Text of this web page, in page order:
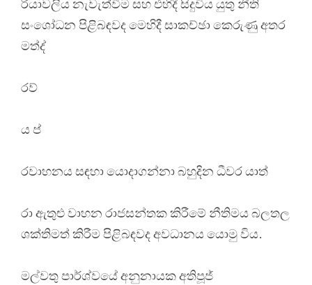
රියාවලිය නැවැත්වීම සහ එහිදී සිදුවිය යුතු නීති
සංශෝධන පිළිබඳවද මෙහිදී සාකච්ඡා කෙරුණු අතර
මත්ද්
රව්
ය ප්
රවාහනය සඳහා යොදාගන්නා බහුදින ධීවර යාත්
රා ඇතුළු වාහන රාජසන්තක කිරීමේ නීතිමය බලතල
ශක්තිමත් කිරීම පිළිබඳවද අවධානය යොමු විය.
මල්වතු පාර්ශ්වයේ අනුනායක අතිපූජ්